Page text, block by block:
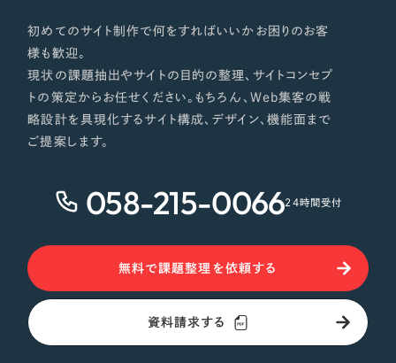
初めてのサイト制作で何をすればいいかお困りのお客
様も歓迎。
現状の課題抽出やサイトの目的の整理、サイトコンセプ
トの策定からお任せください。もちろん、Web集客の戦
略設計を具現化するサイト構成、デザイン、機能面まで
ご提案します。
058-215-006624時間受付
無料で課題整理を依頼する
資料請求する